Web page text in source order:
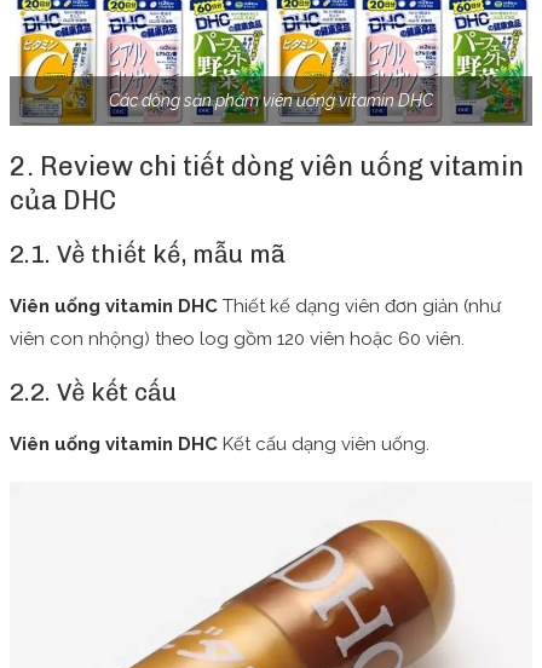
Các dòng sản phẩm viên uống vitamin DHC
2. Review chi tiết dòng viên uống vitamin
của DHC
2.1. Về thiết kế, mẫu mã
Viên uống vitamin DHC Thiết kế dạng viên đơn giản (như
viên con nhộng) theo log gồm 120 viên hoặc 60 viên.
2.2. Về kết cấu
Viên uống vitamin DHC Kết cấu dạng viên uống.